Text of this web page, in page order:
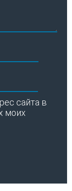
сайта в
моих